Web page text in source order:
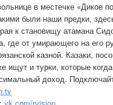
в местечке «Дикое
были наши предки,
к становищу атамана
где от умирающего на его
казной. Казаки,
ищут и турки, которые
доход.